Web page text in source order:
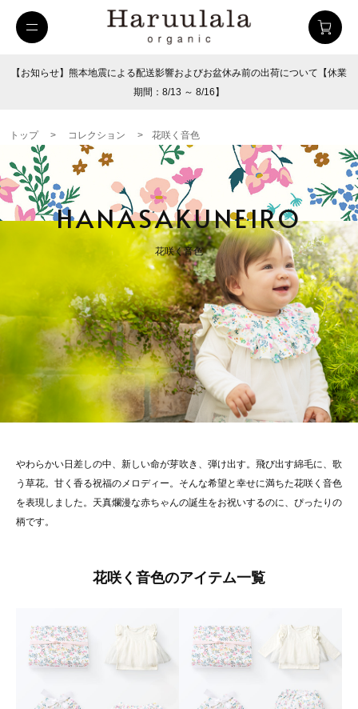
ツイルハーフパンツ 26SUMMER
【お知らせ】熊本地震による配送影響およびお盆休み前の出荷について【休業
期間：8/13 ～ 8/16】
トップ > コレクション > 花咲く音色
HANASAKUNEIRO
花咲く音色
やわらかい日差しの中、新しい命が芽吹き、弾け出す。飛び出す綿毛に、歌
う草花。甘く香る祝福のメロディー。そんな希望と幸せに満ちた花咲く音色
を表現しました。天真爛漫な赤ちゃんの誕生をお祝いするのに、ぴったりの
柄です。
花咲く音色のアイテム一覧